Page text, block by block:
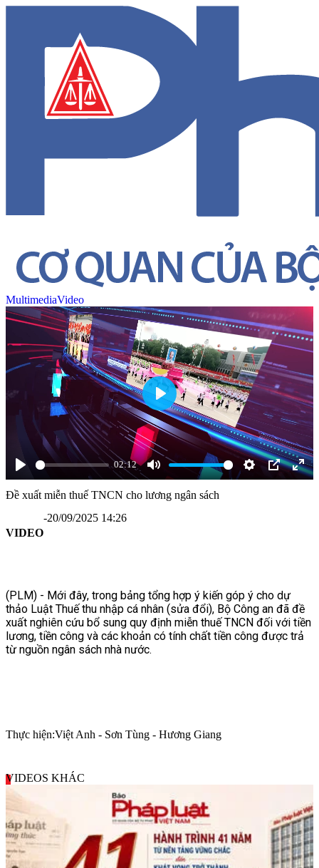
MultimediaVideo
Phát
02:12
Tắt
tiếng
Cài
Chế
Phát
Đề xuất miễn thuế TNCN cho lương ngân sách
VIDEO
-20/09/2025 14:26
(PLM) - Mới đây, trong bảng tổng hợp ý kiến góp ý cho dự
thảo Luật Thuế thu nhập cá nhân (sửa đổi), Bộ Công an đã đề
xuất nghiên cứu bổ sung quy định miễn thuế TNCN đối với tiền
lương, tiền công và các khoản có tính chất tiền công được trả
từ nguồn ngân sách nhà nước.
Thực hiện:Việt Anh - Sơn Tùng - Hương Giang
VIDEOS KHÁC